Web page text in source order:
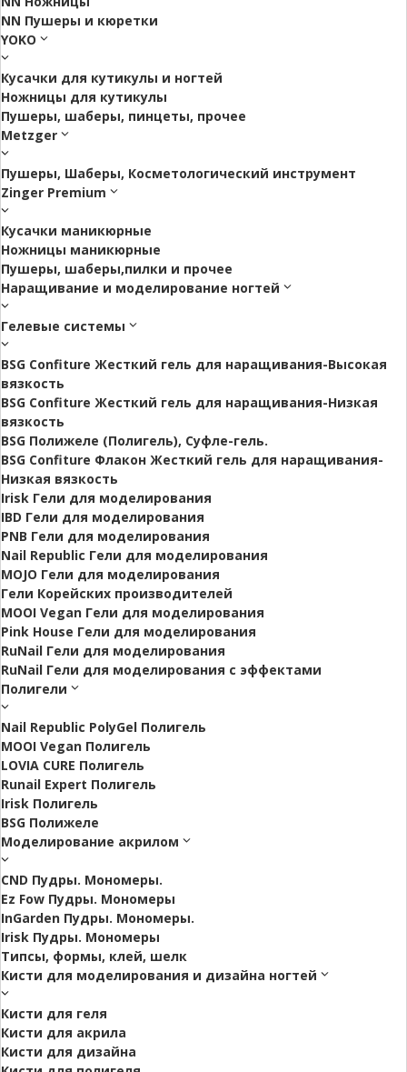
NN Пушеры и кюретки
YOKO
Кусачки для кутикулы и ногтей
Ножницы для кутикулы
Пушеры, шаберы, пинцеты, прочее
Metzger
Пушеры, Шаберы, Косметологический инструмент
Zinger Premium
Кусачки маникюрные
Ножницы маникюрные
Пушеры, шаберы,пилки и прочее
Наращивание и моделирование ногтей
Гелевые системы
BSG Confiture Жесткий гель для наращивания-Высокая
вязкость
BSG Confiture Жесткий гель для наращивания-Низкая
вязкость
BSG Полижеле (Полигель), Суфле-гель.
BSG Confiture Флакон Жесткий гель для наращивания-
Низкая вязкость
Irisk Гели для моделирования
IBD Гели для моделирования
PNB Гели для моделирования
Nail Republic Гели для моделирования
MOJO Гели для моделирования
Гели Корейских производителей
MOOI Vegan Гели для моделирования
Pink House Гели для моделирования
RuNail Гели для моделирования
RuNail Гели для моделирования с эффектами
Полигели
Nail Republic PolyGel Полигель
MOOI Vegan Полигель
LOVIA CURE Полигель
Runail Expert Полигель
Irisk Полигель
BSG Полижеле
Моделирование акрилом
CND Пудры. Мономеры.
Ez Fow Пудры. Мономеры
InGarden Пудры. Мономеры.
Irisk Пудры. Мономеры
Типсы, формы, клей, шелк
Кисти для моделирования и дизайна ногтей
Кисти для геля
Кисти для акрила
Кисти для дизайна